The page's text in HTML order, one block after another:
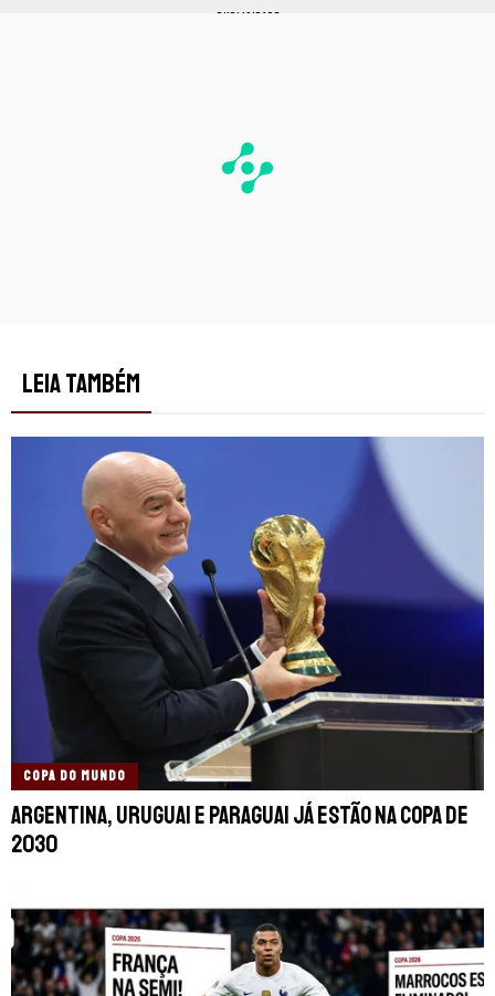
PUBLICIDADE
LEIA TAMBÉM
COPA DO MUNDO
Argentina, Uruguai e Paraguai já estão na Copa de
2030